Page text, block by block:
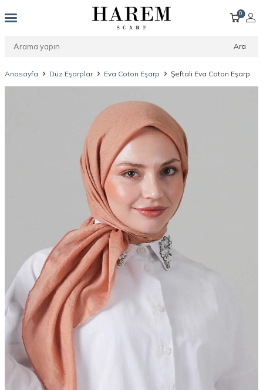
Ara
0
Anasayfa Düz Eşarplar Eva Coton Eşarp Şeftali Eva Coton Eşarp